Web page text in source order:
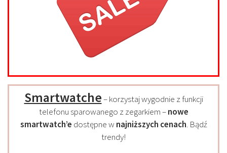
Smartwatche– korzystaj wygodnie z funkcji
telefonu sparowanego z zegarkiem –nowe
smartwatch’e dostępne w najniższych cenach. Bądź
trendy!